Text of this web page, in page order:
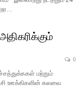
0
மற்றும்
ஊக்கிகளின் கலவை